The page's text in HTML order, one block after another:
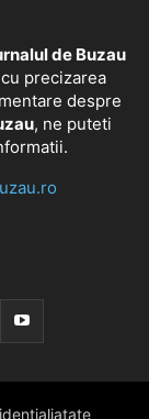
de Buzau
precizarea
despre
, ne puteti